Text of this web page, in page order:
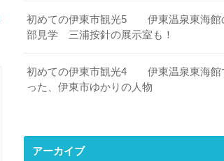
初めての伊東市観光5 伊東温泉東海館
部見学 三浦按針の展示室も！
初めての伊東市観光4 伊東温泉東海館
った、伊東市ゆかりの人物
アーカイブ